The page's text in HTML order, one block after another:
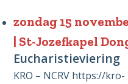
zondag 15
St-Jozefkapel
Eucharistieviering
KRO – NCRV https://kro-